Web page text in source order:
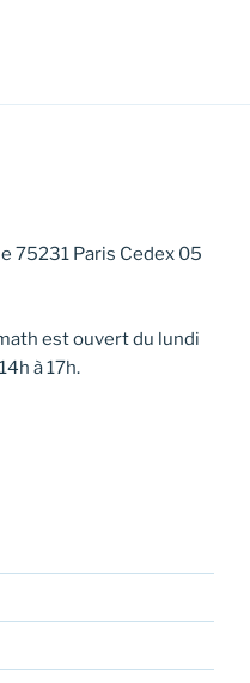
75231 Paris Cedex 05
est ouvert du lundi
à 17h.